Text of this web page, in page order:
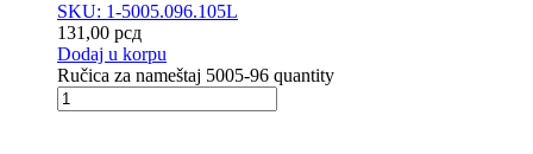
SKU: 1-5005.096.105L
131,00 рсд
Dodaj u korpu
Ručica za nameštaj 5005-96 quantity